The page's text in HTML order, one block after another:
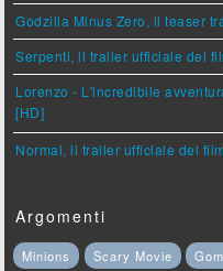
Godzilla Minus Zero, il teaser
Serpenti, il trailer ufficiale del
Lorenzo - L'incredibile
[HD]
Normal, il trailer ufficiale del
Argomenti
Minions Scary Movie